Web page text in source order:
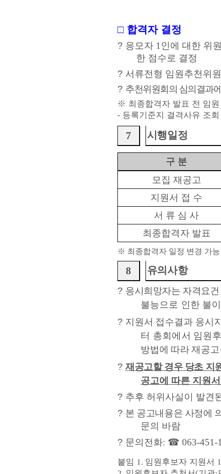
□ 합격자 결정
? 응모자 1 인에 대한 위
한 점수로 결정
? 서류전형 임원추천위
? 추천위원회의 심의결과
※ 최종합격자 발표 전 임
- 등록기준지 결격사유 조
7 시행일정
구 분
모집 재공고
지원서 접 수
서 류 심 사
최종합격자 발표
※ 최종합격자 일정 변경 가능
8 유의사항
? 응시희망자는 자격요
불능으로 인한 불
? 지원서 접수결과 응시
터 총회에서 임원
방법에 따라 재공
? 재공고할 경우 당초 지
공고에 따른 지원
? 추후 허위사실이 발견
? 본 공고내용은 사정에
문의 바람
? 문의전화: ☎ 063-451-
붙임 1. 임원후보자 지원서 1